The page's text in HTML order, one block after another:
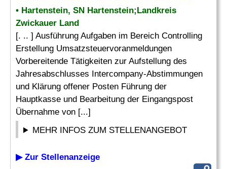
• Hartenstein, SN Hartenstein;Landkreis
Zwickauer Land
[. .. ] Ausführung Aufgaben im Bereich Controlling
Erstellung Umsatzsteuervoranmeldungen
Vorbereitende Tätigkeiten zur Aufstellung des
Jahresabschlusses Intercompany-Abstimmungen
und Klärung offener Posten Führung der
Hauptkasse und Bearbeitung der Eingangspost
Übernahme von [...]
MEHR INFOS ZUM STELLENANGEBOT
▶ Zur Stellenanzeige